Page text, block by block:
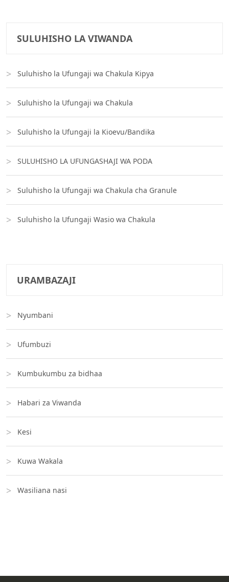
SULUHISHO LA VIWANDA
Suluhisho la Ufungaji wa Chakula Kipya
Suluhisho la Ufungaji wa Chakula
Suluhisho la Ufungaji la Kioevu/Bandika
SULUHISHO LA UFUNGASHAJI WA PODA
Suluhisho la Ufungaji wa Chakula cha Granule
Suluhisho la Ufungaji Wasio wa Chakula
URAMBAZAJI
Nyumbani
Ufumbuzi
Kumbukumbu za bidhaa
Habari za Viwanda
Kesi
Kuwa Wakala
Wasiliana nasi